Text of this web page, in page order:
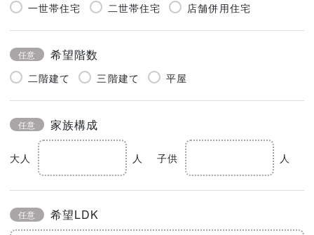
一世帯住宅 二世帯住宅 店舗併用住宅
任意 希望階数
二階建て 三階建て 平屋
任意 家族構成
大人 人 子供 人
任意 希望LDK